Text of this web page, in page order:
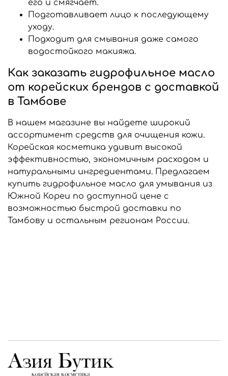
его и смягчает.
Подготавливает лицо к последующему
уходу.
Подходит для смывания даже самого
водостойкого макияжа.
Как заказать гидрофильное масло
от корейских брендов с доставкой
в Тамбове
В нашем магазине вы найдете широкий
ассортимент средств для очищения кожи.
Корейская косметика удивит высокой
эффективностью, экономичным расходом и
натуральными ингредиентами. Предлагаем
купить гидрофильное масло для умывания из
Южной Кореи по доступной цене с
возможностью быстрой доставки по
Тамбову и остальным регионам России.